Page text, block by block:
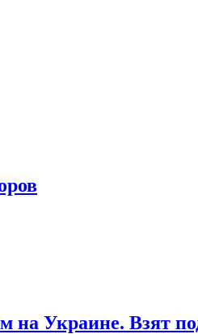
на Украине. Взят